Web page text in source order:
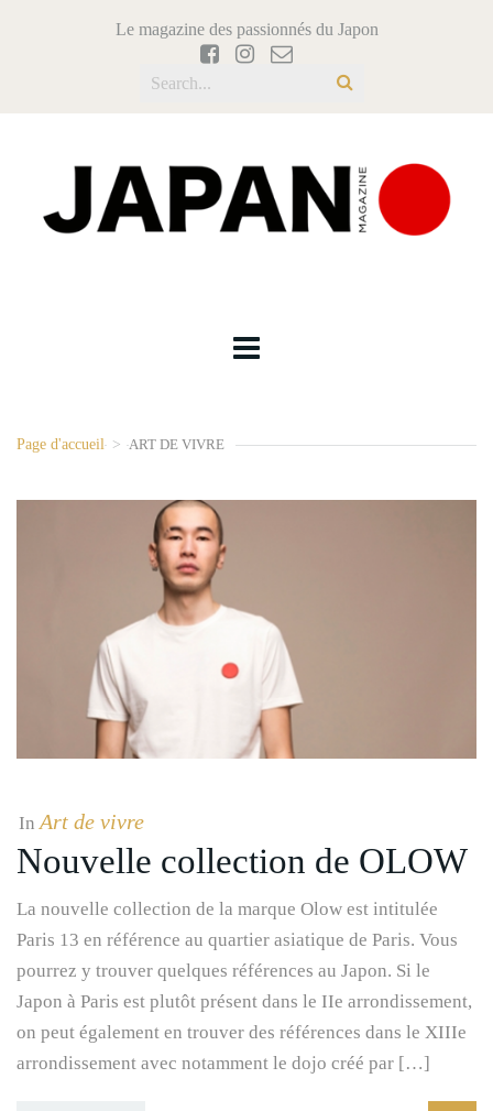
Le magazine des passionnés du Japon
Page d'accueil > ART DE VIVRE
InArt de vivre
Nouvelle collection de OLOW
La nouvelle collection de la marque Olow est intitulée
Paris 13 en référence au quartier asiatique de Paris. Vous
pourrez y trouver quelques références au Japon. Si le
Japon à Paris est plutôt présent dans le IIe arrondissement,
on peut également en trouver des références dans le XIIIe
arrondissement avec notamment le dojo créé par […]